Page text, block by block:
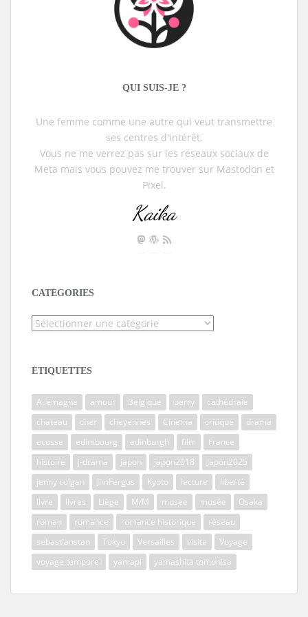
QUI SUIS-JE ?
Une femme comme une autre qui veut transmettre
ses centres d'intérêt.
Vous ne me verrez pas sur les réseaux sociaux de
Meta mais vous pouvez me trouver sur Mastodon et
Pixel.
Kaika
CATÉGORIES
Catégories
ÉTIQUETTES
Allemagne amour Belgique berry
cathédrale
chateau
cher cheyennes Cinema critique
drama
ecosse
edimbourg edinburgh film
France
histoire
j-drama Japon japon2018
Japon2025
jenny colgan
JimFergus Kyoto lecture
liberté
livre
livres Liège M/M musee musée
Osaka
roman
romance romance historique
réseau
sebastianstan
Tokyo Versailles visite
Voyage
voyage temporel
yamapi yamashita tomohisa